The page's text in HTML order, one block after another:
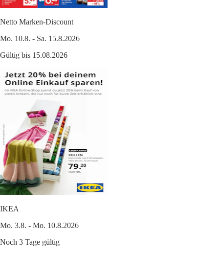
Netto Marken-Discount
Mo. 10.8. - Sa. 15.8.2026
Gültig bis 15.08.2026
IKEA
Mo. 3.8. - Mo. 10.8.2026
Noch 3 Tage gültig